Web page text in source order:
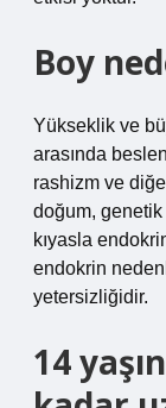
Boy
Yükseklik ve
arasında
rashizm ve
doğum,
kıyasla
endokrin
yetersizliğidir.
14